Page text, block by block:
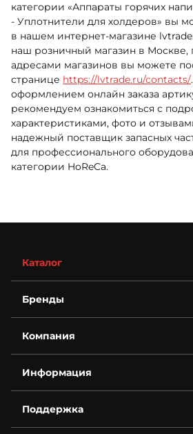
категории «Аппараты горячих
- Уплотнители для холдеров» вы
в нашем интернет-магазине
наш розничный магазин в Москве,
адресами магазинов вы можете
странице https://lvtrade.ru/contacts/
оформлением онлайн заказа
рекомендуем ознакомиться с
характеристиками, фото и
надежный поставщик запасных
для профессионального
категории HoReCa.
Каталог
Бренды
Компания
Контакты
Деталировки
Для бизнеса
Спецпредложения
Информация
Гарантия
Условия оплаты
Поддержка